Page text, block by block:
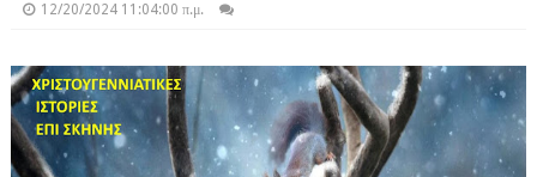
12/20/2024 11:04:00 π.μ.